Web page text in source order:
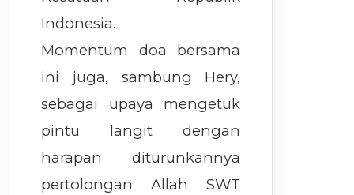
Indonesia.
Momentum doa bersama
ini juga, sambung Hery,
sebagai upaya mengetuk
pintu langit dengan
harapan diturunkannya
pertolongan Allah SWT